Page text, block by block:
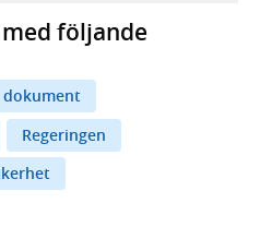
följande
dokument
Regeringen